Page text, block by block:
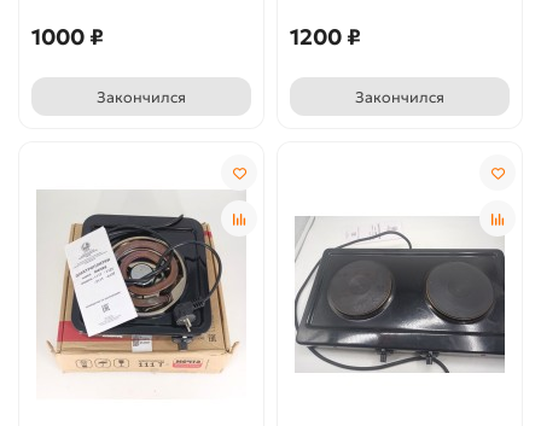
1000 ₽
Закончился
1200 ₽
Закончился